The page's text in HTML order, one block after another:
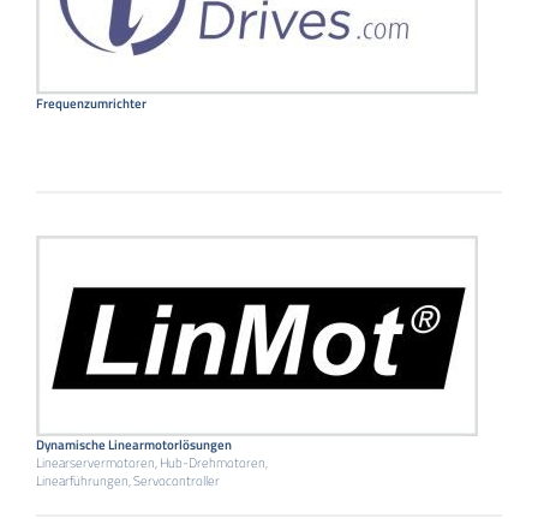
Frequenzumrichter
Dynamische Linearmotorlösungen
Linearservermotoren, Hub-Drehmotoren,
Linearführungen, Servocontroller